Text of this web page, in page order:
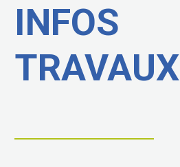
INFOS
TRAVAUX